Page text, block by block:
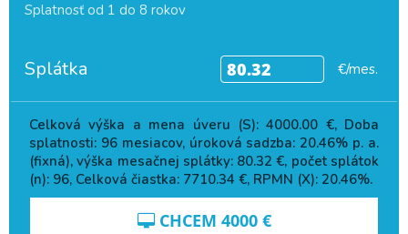
Splatnosť od 1 do 8 rokov
Splátka €/mes.
Celková výška a mena úveru (S):4000.00 €, Doba
splatnosti: 96mesiacov, úroková sadzba:20.46% p. a.
(fixná), výška mesačnej splátky: 80.32 €, počet splátok
(n): 96, Celková čiastka: 7710.34 €, RPMN (X): 20.46%.
CHCEM 4000€